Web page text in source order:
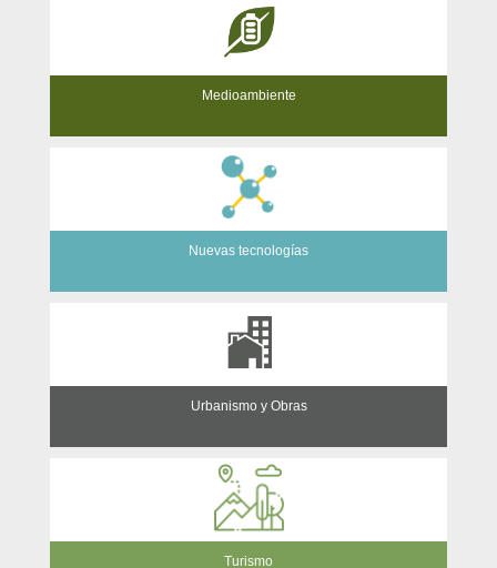
Medioambiente
Nuevas tecnologías
Urbanismo y Obras
Turismo